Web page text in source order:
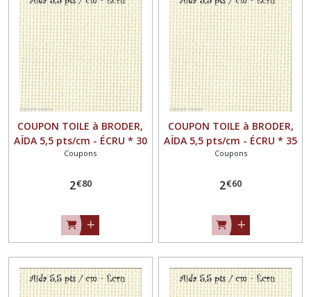
COUPON TOILE à BRODER,
AÏDA 5,5 pts/cm - ÉCRU * 30
x 50 cm *
Coupons
2€80
COUPON TOILE à BRODER,
AÏDA 5,5 pts/cm - ÉCRU * 35
x 40 cm *
Coupons
2€60
Dimensions
à
choisir
(1)
Afficher
résultats